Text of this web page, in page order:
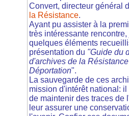
Convert, directeur général
la Résistance.
Ayant pu assister à la
très intéressante
quelques éléments
présentation du "Guide du
d'archives de la
Déportation".
La sauvegarde de ces
mission d'intérêt national:
de maintenir des traces de
leur assurer une